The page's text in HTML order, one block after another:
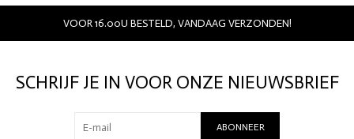
Klassieke kraag
Lange mouwen afgewerkt met brede manchetten
Fijne popeline: Knisperend maar lichtgewicht gevoel.
VOOR 16.00U BESTELD, VANDAAG VERZONDEN!
SCHRIJF JE IN VOOR ONZE NIEUWSBRIEF
ABONNEER